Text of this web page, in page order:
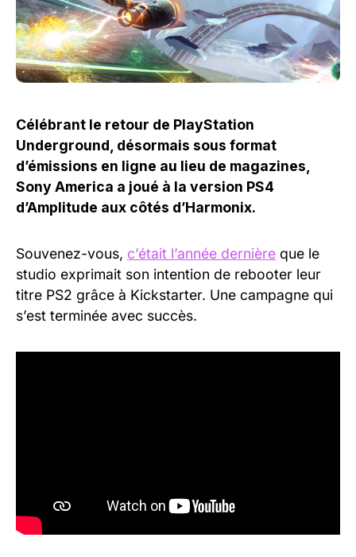
Célébrant le retour de PlayStation
Underground, désormais sous format
d’émissions en ligne au lieu de magazines,
Sony America a joué à la version PS4
d’Amplitude aux côtés d’Harmonix.
Souvenez-vous, c’était l’année dernière que le
studio exprimait son intention de rebooter leur
titre PS2 grâce à Kickstarter. Une campagne qui
s’est terminée avec succès.